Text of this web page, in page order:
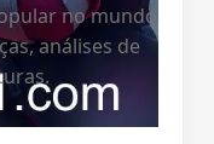
no mundo
análises de